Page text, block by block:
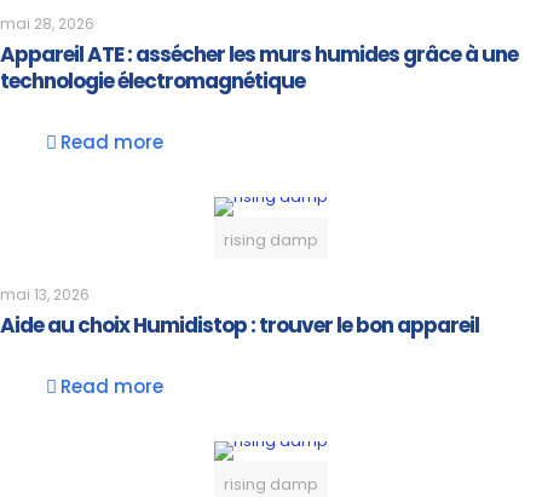
mai 28, 2026
Appareil ATE : assécher les murs humides grâce à une
technologie électromagnétique
Read more
rising damp
mai 13, 2026
Aide au choix Humidistop : trouver le bon appareil
Read more
rising damp